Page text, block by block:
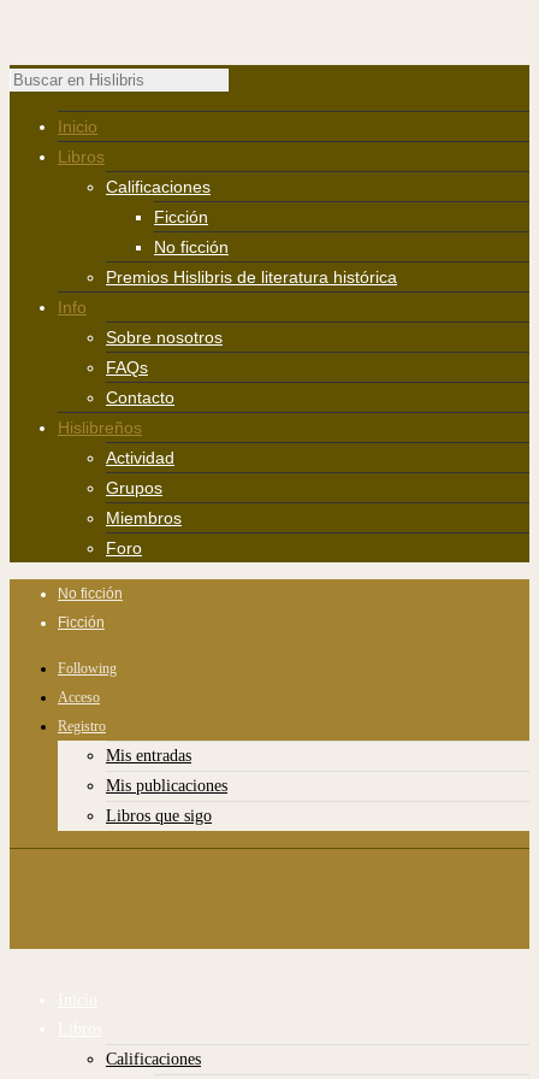
Inicio
Libros
Calificaciones
Ficción
No ficción
Premios Hislibris de literatura histórica
Info
Sobre nosotros
FAQs
Contacto
Hislibreños
Actividad
Grupos
Miembros
Foro
No ficción
Ficción
Following
Acceso
Registro
Mis entradas
Mis publicaciones
Libros que sigo
Inicio
Libros
Calificaciones